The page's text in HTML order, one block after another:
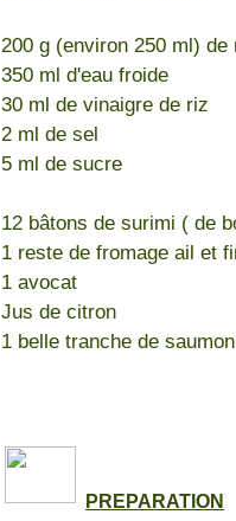
200 g (environ 250 ml) de
350 ml d'eau froide
30 ml de vinaigre de riz
2 ml de sel
5 ml de sucre
12 bâtons de surimi ( de
1 reste de fromage ail et
1 avocat
Jus de citron
1 belle tranche de
PREPARATION